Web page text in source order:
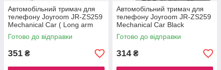
Автомобільний тримач для
телефону Joyroom JR-ZS259
Mechanical Car ( Long arm
sucker）Black
Готово до відправки
351 ₴
Автомобільний тримач для
телефону Joyroom JR-ZS259
Mechanical Car Black
Готово до відправки
314 ₴